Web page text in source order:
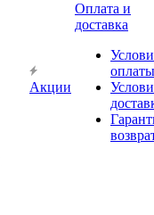
Акции
Оплата и
доставка
оплаты